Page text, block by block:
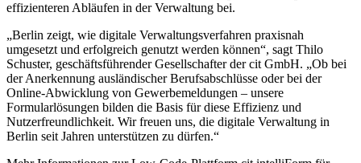
effizienteren Abläufen in der Verwaltung bei.
„Berlin zeigt, wie digitale Verwaltungsverfahren praxisnah
umgesetzt und erfolgreich genutzt werden können“, sagt Thilo
Schuster, geschäftsführender Gesellschafter der cit GmbH. „Ob bei
der Anerkennung ausländischer Berufsabschlüsse oder bei der
Online-Abwicklung von Gewerbemeldungen – unsere
Formularlösungen bilden die Basis für diese Effizienz und
Nutzerfreundlichkeit. Wir freuen uns, die digitale Verwaltung in
Berlin seit Jahren unterstützen zu dürfen.“